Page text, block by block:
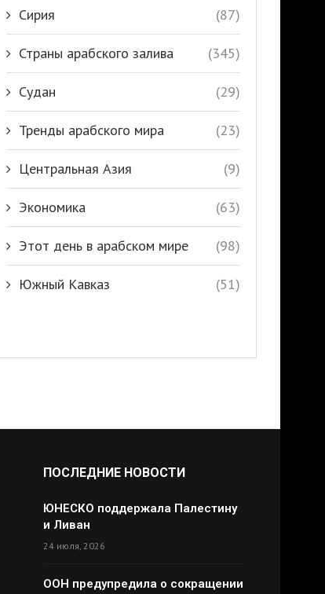
Сирия (87)
Страны арабского залива (345)
Судан (29)
Тренды арабского мира (23)
Центральная Азия (9)
Экономика (63)
Этот день в арабском мире (98)
Южный Кавказ (51)
ПОСЛЕДНИЕ НОВОСТИ
ЮНЕСКО поддержала Палестину
и Ливан
24 июля, 2026
ООН предупредила о сокращении